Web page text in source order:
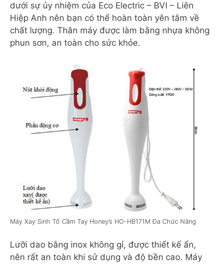
dưới sự ủy nhiệm của Eco Electric – BVI – Liên
Hiệp Anh nên bạn có thể hoàn toàn yên tâm về
chất lượng. Thân máy được làm bằng nhựa không
phun sơn, an toàn cho sức khỏe.
Máy Xay Sinh Tố Cầm Tay Honey’s HO-HB171M Đa Chức Năng
Lưỡi dao bằng inox không gỉ, được thiết kế ẩn,
nên rất an toàn khi sử dụng và độ bền cao. Máy